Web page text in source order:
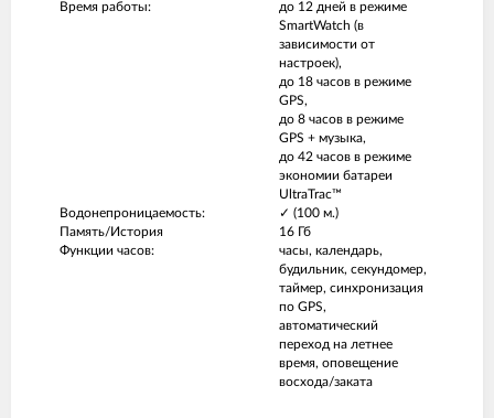
Время работы:
до 12 дней в режиме
SmartWatch (в
зависимости от
настроек),
до 18 часов в режиме
GPS,
до 8 часов в режиме
GPS + музыка,
до 42 часов в режиме
экономии батареи
UltraTrac™
Водонепроницаемость:
✓ (100 м.)
Память/История
16 Гб
Функции часов:
часы, календарь,
будильник, секундомер,
таймер, синхронизация
по GPS,
автоматический
переход на летнее
время, оповещение
восхода/заката